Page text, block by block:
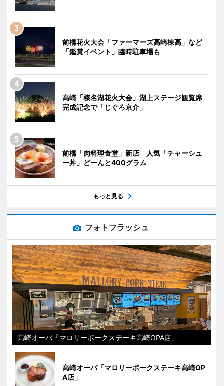
前橋花火大会「ファーマーズ高崎棟高」など
「鑑賞イベント」臨時駐車場も
高崎「榛名湖花火大会」湖上ステージ観覧席
完成記念で「じぐろ京介」
前橋「肉料理食堂」新店 人気「チャーシュ
ー丼」どーんと400グラム
もっと見る
フォトフラッシュ
高崎オーパ「マロリーポークステーキ高崎OPA店」
高崎オーパ「マロリーポークステーキ高崎OP
A店」